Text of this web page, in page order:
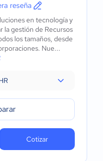
reseña
en tecnología y
la gestión de Recursos
los tamaños, desde
Nue...
Cotizar